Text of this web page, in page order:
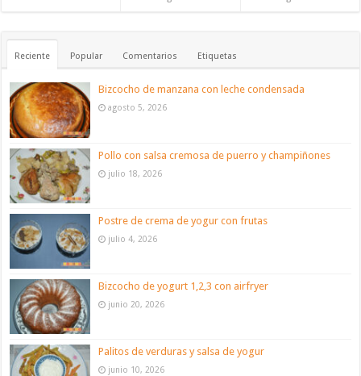
Reciente Popular Comentarios Etiquetas
Bizcocho de manzana con leche condensada
agosto 5, 2026
Pollo con salsa cremosa de puerro y champiñones
julio 18, 2026
Postre de crema de yogur con frutas
julio 4, 2026
Bizcocho de yogurt 1,2,3 con airfryer
junio 20, 2026
Palitos de verduras y salsa de yogur
junio 10, 2026